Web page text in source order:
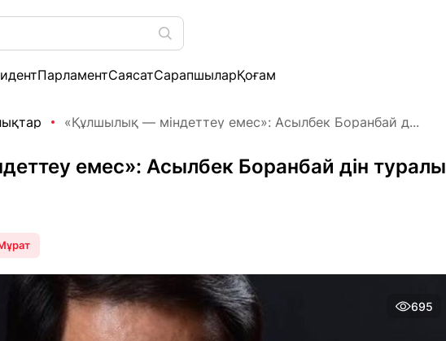
ПарламентСаясатСарапшыларҚоғам
«Құлшылық — міндеттеу емес»: Асылбек Боранбай д...
емес»: Асылбек Боранбай дін туралы
695